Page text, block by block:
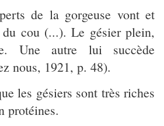
de la gorgeuse vont et
cou (...). Le gésier plein,
Une autre lui succède
nous, 1921, p. 48).
les gésiers sont très riches
protéines.